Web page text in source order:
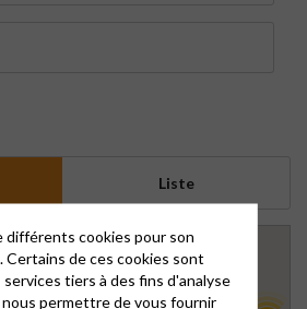
Liste
98
20
cookies pour son
de ces cookies sont
tiers à des fins d'analyse
permettre de vous fournir